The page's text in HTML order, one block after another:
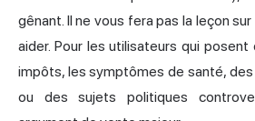
gênant. Il ne vous fera pas la leçon
aider. Pour les utilisateurs qui
impôts, les symptômes de santé,
ou des sujets politiques